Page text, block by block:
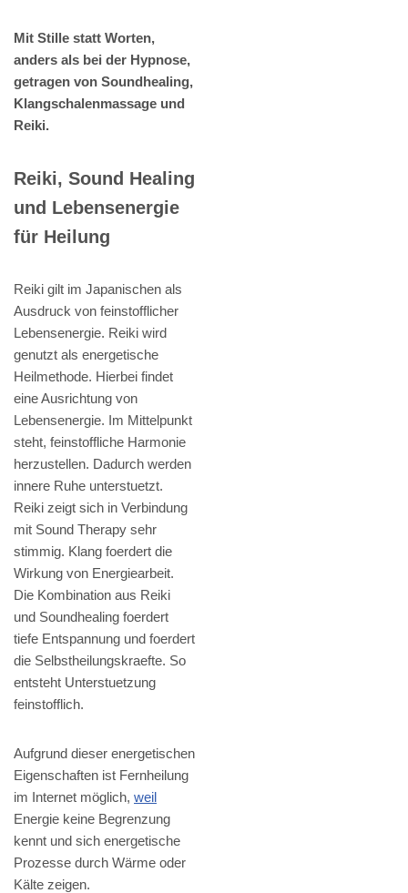
Mit Stille statt Worten,
anders als bei der Hypnose,
getragen von Soundhealing,
Klangschalenmassage und
Reiki.
Reiki, Sound Healing
und Lebensenergie
für Heilung
Reiki gilt im Japanischen als
Ausdruck von feinstofflicher
Lebensenergie. Reiki wird
genutzt als energetische
Heilmethode. Hierbei findet
eine Ausrichtung von
Lebensenergie. Im Mittelpunkt
steht, feinstoffliche Harmonie
herzustellen. Dadurch werden
innere Ruhe unterstuetzt.
Reiki zeigt sich in Verbindung
mit Sound Therapy sehr
stimmig. Klang foerdert die
Wirkung von Energiearbeit.
Die Kombination aus Reiki
und Soundhealing foerdert
tiefe Entspannung und foerdert
die Selbstheilungskraefte. So
entsteht Unterstuetzung
feinstofflich.
Aufgrund dieser energetischen
Eigenschaften ist Fernheilung
im Internet möglich, weil
Energie keine Begrenzung
kennt und sich energetische
Prozesse durch Wärme oder
Kälte zeigen.